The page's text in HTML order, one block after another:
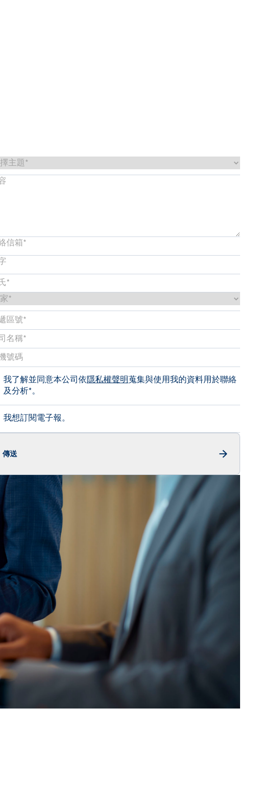
我了解並同意本公司依隱私權聲明蒐集與使用我的資料用於聯絡
及分析*。
我想訂閱電子報。
傳送
Send